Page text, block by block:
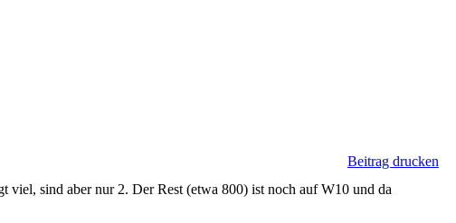
Beitrag drucken
sind aber nur 2. Der Rest (etwa 800) ist noch auf W10 und da